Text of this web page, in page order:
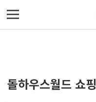
돌하우스월드 쇼